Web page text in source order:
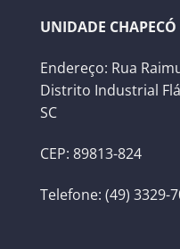
UNIDADE CHAPECÓ
Endereço: Rua
Distrito Industrial
SC
CEP: 89813-824
Telefone: (49) 3329-